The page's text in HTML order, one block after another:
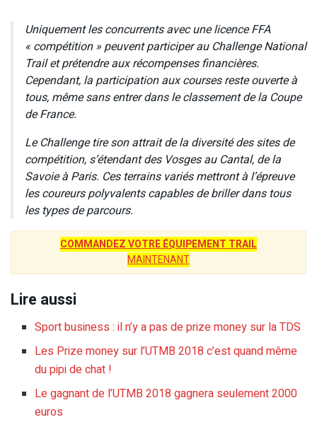
Uniquement les concurrents avec une licence FFA
« compétition » peuvent participer au Challenge National
Trail et prétendre aux récompenses financières.
Cependant, la participation aux courses reste ouverte à
tous, même sans entrer dans le classement de la Coupe
de France.
Le Challenge tire son attrait de la diversité des sites de
compétition, s’étendant des Vosges au Cantal, de la
Savoie à Paris. Ces terrains variés mettront à l’épreuve
les coureurs polyvalents capables de briller dans tous
les types de parcours.
COMMANDEZ VOTRE ÉQUIPEMENT TRAIL
MAINTENANT
Lire aussi
Sport business : il n’y a pas de prize money sur la TDS
Les Prize money sur l’UTMB 2018 c’est quand même
du pipi de chat !
Le gagnant de l’UTMB 2018 gagnera seulement 2000
euros